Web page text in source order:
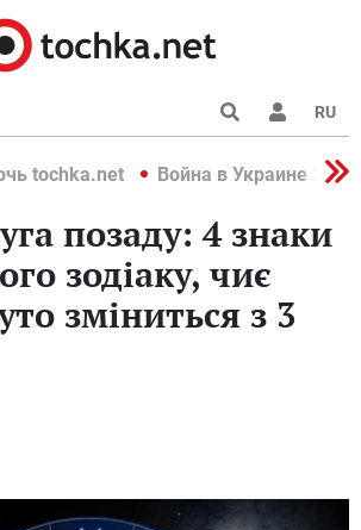
RU
tochka.net Война в Украине 2022
позаду: 4 знаки
зодіаку, чиє
зміниться з 3